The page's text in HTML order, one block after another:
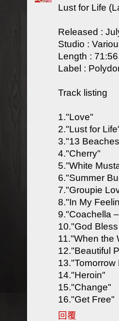
Lust for Life
Released :
Studio :
Length : 71:56
Label :
Track listing
1."Love"
2."Lust for
3."13
4."Cherry"
5."White
6."Summer
7."Groupie
8."In My
9."Coachella
10."God
11."When the
12."Beautiful
14."Heroin"
15."Change"
16."Get Free"
回覆